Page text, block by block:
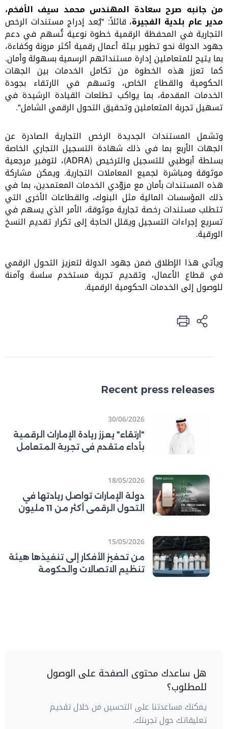
من جانبه صرح سعادة المهندس محمد سيف الأفخم،
مدير عام بلدية الفجيرة، قائلاً: "يُعد إدراج مستندات الرخص
التجارية في المحفظة الرقمية خطوة نوعية تُسهم في دعم
جهود الدولة نحو تطوير بيئة أعمال رقمية أكثر مرونة وكفاءة،
بما يتيح للمتعاملين إدارة مستنداتهم الرسمية بسهولة وأمان.
كما تعزز هذه الخطوة من تكامل الخدمات بين الجهات
الحكومية والقطاع الخاص، وتسهم في الارتقاء بجودة
الخدمات المقدمة، بما يواكب تطلعات القيادة الرشيدة في
تسهيل تجربة المتعاملين وتحقيق التحول الرقمي الشامل".
وتشمل المستندات الجديدة الرخص التجارية الصادرة عن
الجهات الأربع بما في ذلك شهادة التسجيل التجاري الخاصة
بسلطة أبوظبي للتسجيل والترخيص (ADRA)، لتوفير مرجعية
موثوقة ومباشرة لجميع المعاملات التجارية. ويمكن مشاركة
هذه المستندات بأمان مع مزوّدي الخدمات المعتمدين، بما في
ذلك المؤسسات المالية مثل البنوك، والقطاعات الأخرى التي
تتطلب مستندات رخصة تجارية موثوقة، الأمر الذي يسهم في
تسريع إجراءات التسجيل ويقلل الحاجة إلى تكرار تقديم النسخ
الورقية.
ويأتي هذا الإطلاق ضمن جهود الدولة لتعزيز التحول الرقمي
في قطاع الأعمال، وتقديم تجربة مستخدم سلسة وآمنة
للوصول إلى الخدمات الحكومية الرقمية.
Recent press releases
30/06/2026
"ارتقاء" يعزز ريادة الإمارات الرقمية
بأداء متقدم في تجربة المتعامل
18/05/2026
دولة الإمارات تواصل ريادتها في
التحول الرقمي أكثر من 11 مليون
15/05/2026
من تحفيز الأفكار إلى تنفيذها هيئة
تنظيم الاتصالات والحكومة
هل ساعدك محتوى الصفحة على الوصول
للمطلوب؟
يمكنك مساعدتنا على التحسين من خلال تقديم
تعليقاتك حول تجربتك.